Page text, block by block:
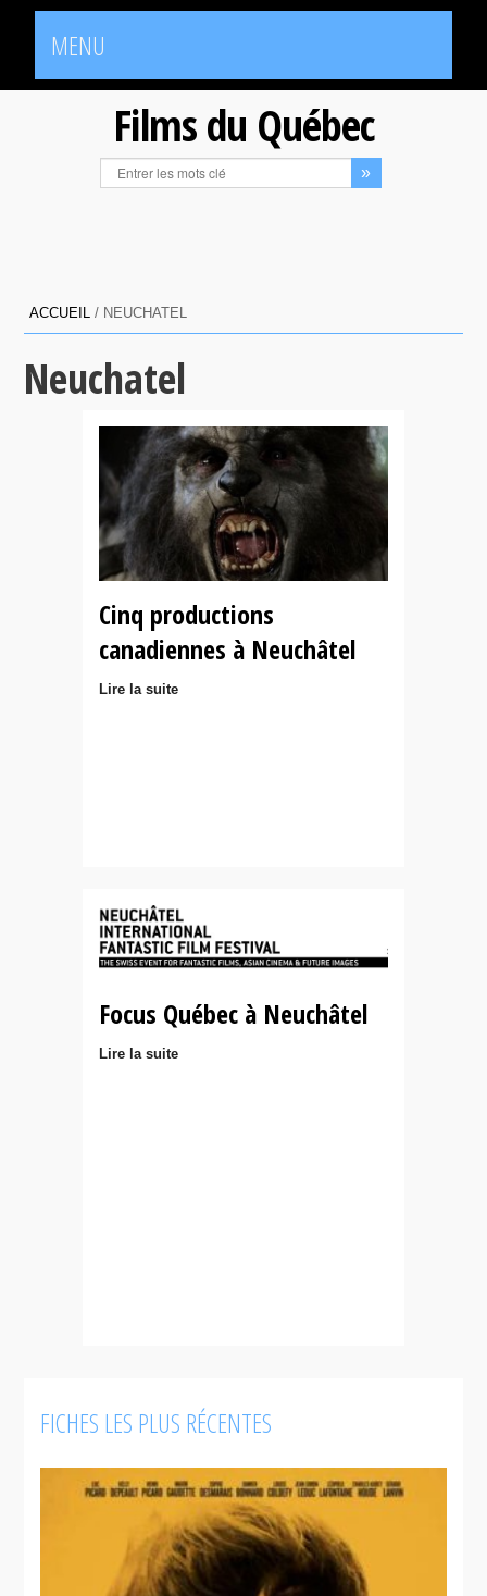
MENU
Films du Québec
ACCUEIL / NEUCHATEL
Neuchatel
Cinq productions
canadiennes à Neuchâtel
Lire la suite
Focus Québec à Neuchâtel
Lire la suite
FICHES LES PLUS RÉCENTES